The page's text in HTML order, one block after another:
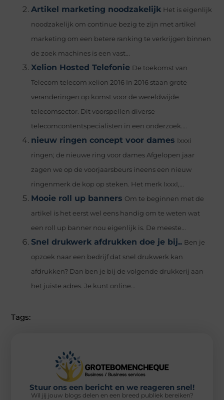
Artikel marketing noodzakelijk Het is eigenlijk
noodzakelijk om continue bezig te zijn met artikel
marketing om een betere ranking te verkrijgen binnen
de zoek machines is een vast...
Xelion Hosted Telefonie De toekomst van
Telecom telecom xelion 2016 In 2016 staan grote
veranderingen op komst voor de wereldwijde
telecomsector. Dit voorspellen diverse
telecomcontentspecialisten in een onderzoek....
nieuw ringen concept voor dames Ixxxi
ringen; de nieuwe ring voor dames Afgelopen jaar
zagen we op de voorjaarsbeurs ineens een nieuw
ringenmerk de kop op steken. Het merk IxxxI,...
Mooie roll up banners Om te beginnen met de
artikel is het eerst wel eens handig om te weten wat
een roll up banner nou eigenlijk is. De meeste...
Snel drukwerk afdrukken doe je bij.. Ben je
opzoek naar een bedrijf dat snel drukwerk kan
afdrukken? Dan ben je bij de volgende drukkerij aan
het juiste adres. Je kunt online...
Tags:
Stuur ons een bericht en we reageren snel!
Wil jij jouw blogs delen en een breed publiek bereiken?